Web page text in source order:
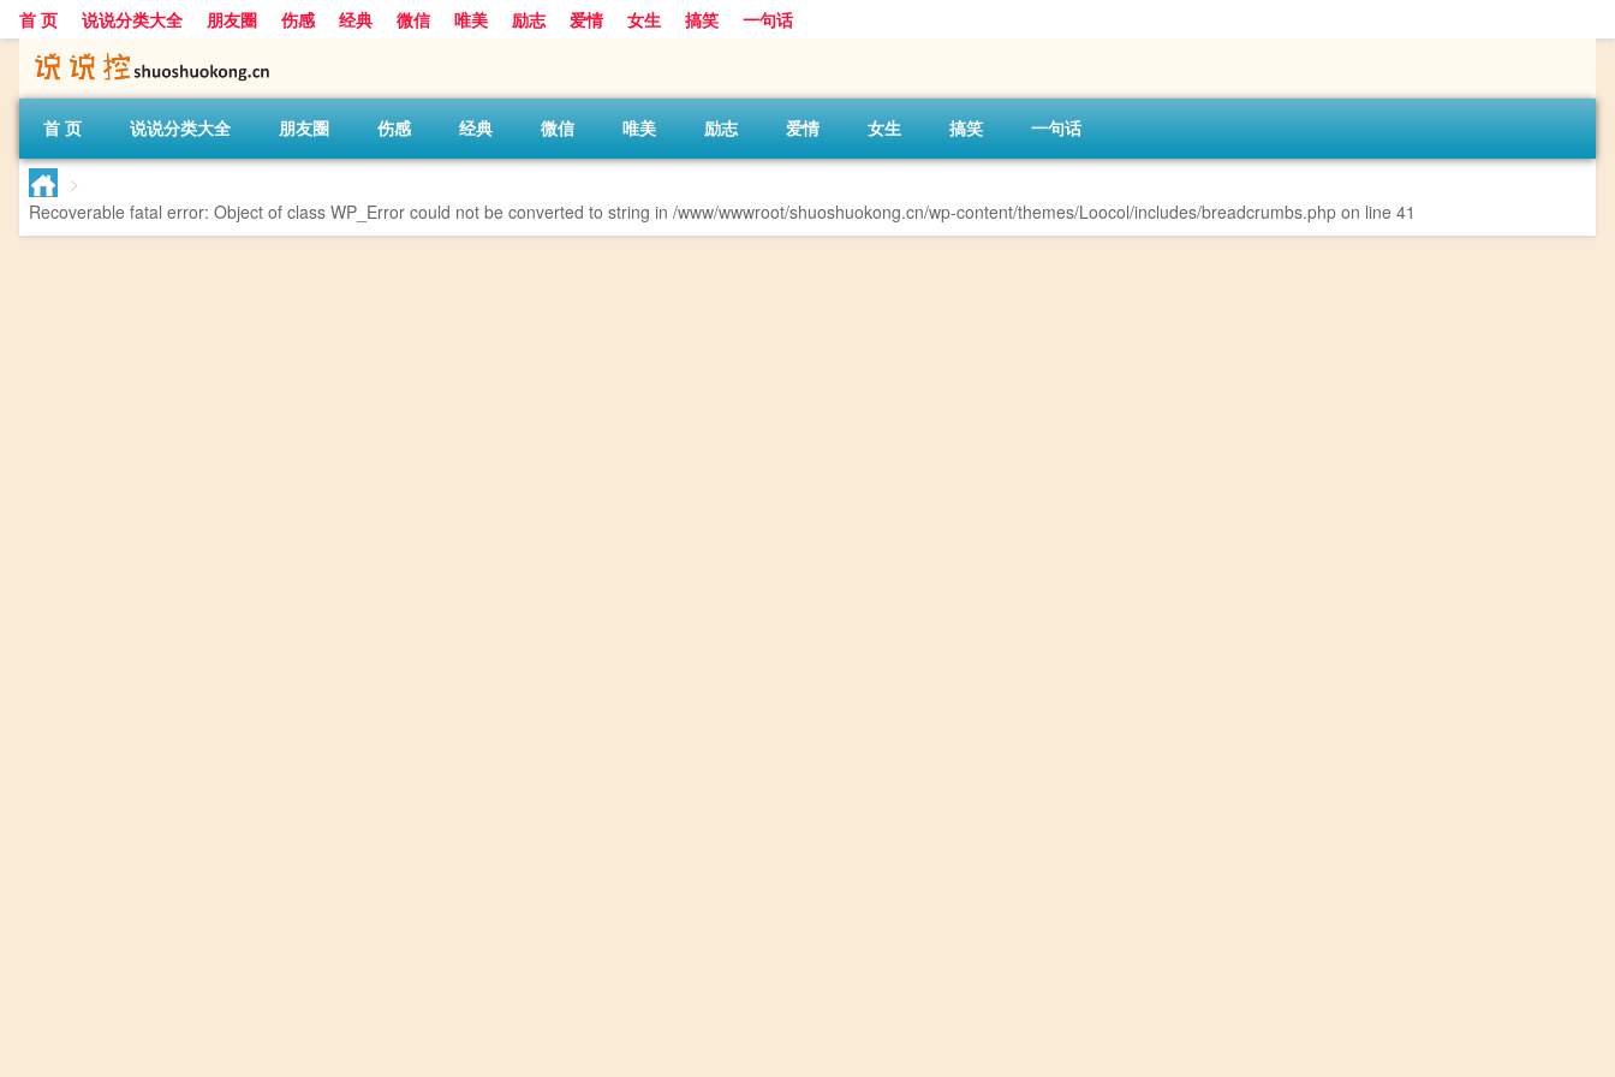
首 页 说说分类大全 朋友圈 伤感 经典 微信 唯美 励志 爱情 女生 搞笑 一句话
首 页 说说分类大全 朋友圈 伤感 经典 微信 唯美 励志 爱情 女生 搞笑 一句话
>
Recoverable fatal error: Object of class WP_Error could not be converted to string in /www/wwwroot/shuoshuokong.cn/wp-content/themes/Loocol/includes/breadcrumbs.php on line 41